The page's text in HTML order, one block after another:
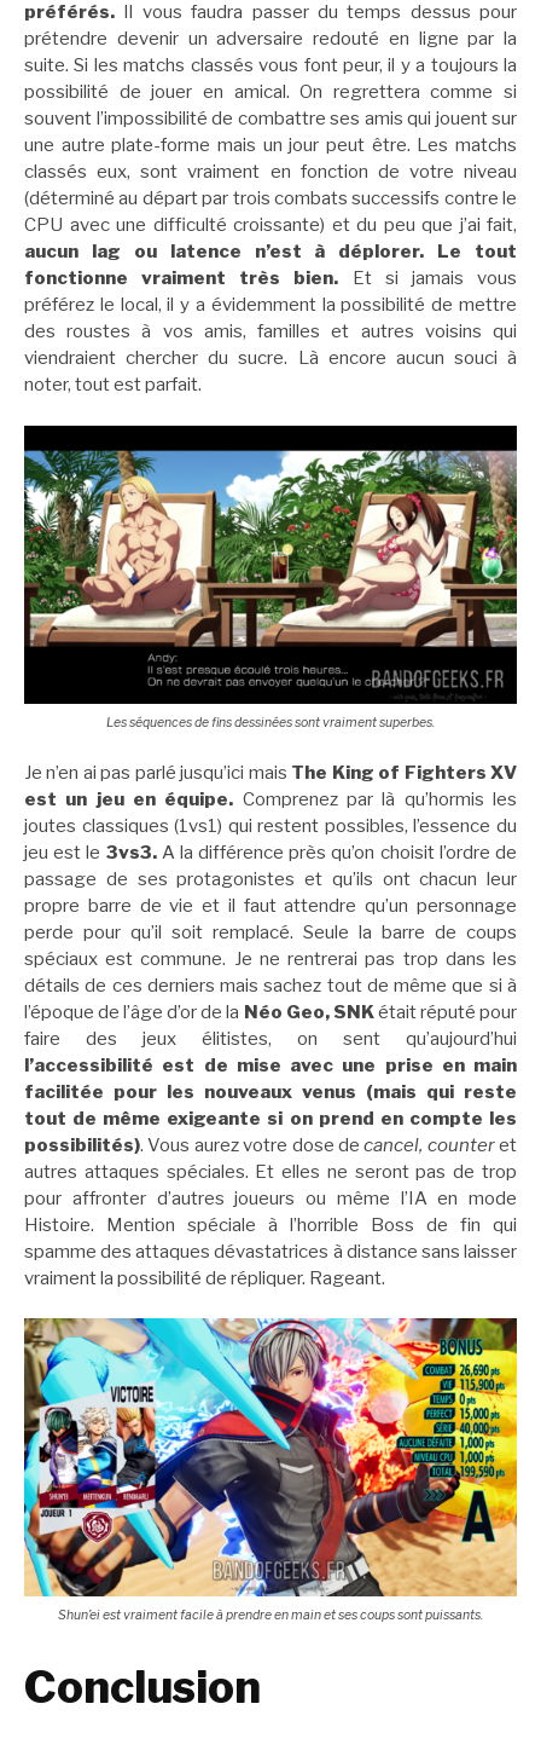
préférés.
Il vous faudra passer du temps dessus pour
prétendre devenir un adversaire redouté en ligne par la
suite. Si les matchs classés vous font peur, il y a toujours la
possibilité de jouer en amical. On regrettera comme si
souvent l’impossibilité de combattre ses amis qui jouent sur
une autre plate-forme mais un jour peut être. Les matchs
classés eux, sont vraiment en fonction de votre niveau
(déterminé au départ par trois combats successifs contre le
CPU avec une difficulté croissante) et du peu que j’ai fait,
aucun lag ou latence n’est à déplorer. Le tout
fonctionne vraiment très bien.
Et si jamais vous
préférez le local, il y a évidemment la possibilité de mettre
des roustes à vos amis, familles et autres voisins qui
viendraient chercher du sucre. Là encore aucun souci à
noter, tout est parfait.
Les séquences de fins dessinées sont vraiment superbes.
Je n’en ai pas parlé jusqu’ici mais The King of Fighters XV
est un jeu en équipe. Comprenez par là qu’hormis les
joutes classiques (1vs1) qui restent possibles, l’essence du
jeu est le 3vs3. A la différence près qu’on choisit l’ordre de
passage de ses protagonistes et qu’ils ont chacun leur
propre barre de vie et il faut attendre qu’un personnage
perde pour qu’il soit remplacé. Seule la barre de coups
spéciaux est commune. Je ne rentrerai pas trop dans les
détails de ces derniers mais sachez tout de même que si à
l’époque de l’âge d’or de la Néo Geo, SNKétait réputé pour
faire des jeux élitistes, on sent qu’aujourd’hui
l’accessibilité est de mise avec une prise en main
facilitée pour les nouveaux venus (mais qui reste
tout de même exigeante si on prend en compte les
possibilités). Vous aurez votre dose decancel, counteret
autres attaques spéciales. Et elles ne seront pas de trop
pour affronter d’autres joueurs ou même l’IA en mode
Histoire. Mention spéciale à l’horrible Boss de fin qui
spamme des attaques dévastatrices à distance sans laisser
vraiment la possibilité de répliquer. Rageant.
Shun’ei est vraiment facile à prendre en main et ses coups sont puissants.
Conclusion